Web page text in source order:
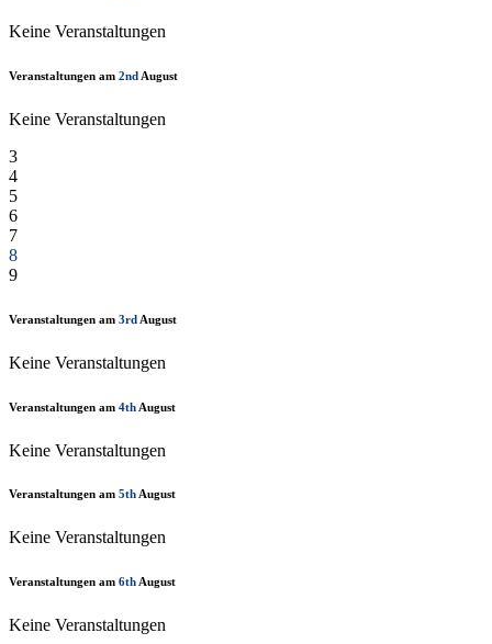
Keine Veranstaltungen
Veranstaltungen am 2nd August
Keine Veranstaltungen
3
4
5
6
7
8
9
Veranstaltungen am 3rd August
Keine Veranstaltungen
Veranstaltungen am 4th August
Keine Veranstaltungen
Veranstaltungen am 5thAugust
Keine Veranstaltungen
Veranstaltungen am 6thAugust
Keine Veranstaltungen